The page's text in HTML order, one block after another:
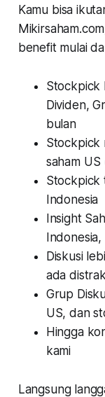
Kamu bisa
benefit mulai
Stockpick
Dividen,
bulan
Stockpick
saham US
Stockpick
Indonesia
Insight
Indonesia,
Diskusi
ada
Grup
US, dan
Hingga
kami
Langsung